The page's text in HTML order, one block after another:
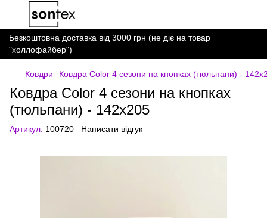
Безкоштовна доставка від 3000 грн (не діє на товар
"холлофайбер")
Ковдри Ковдра Color 4 сезони на кнопках (тюльпани) -
Ковдра Color 4 сезони на кнопках
(тюльпани) - 142x205
Артикул: 100720 Написати відгук